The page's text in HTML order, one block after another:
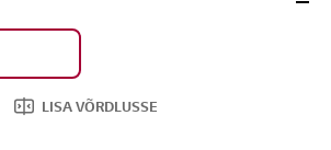
LISA VÕRDLUSSE